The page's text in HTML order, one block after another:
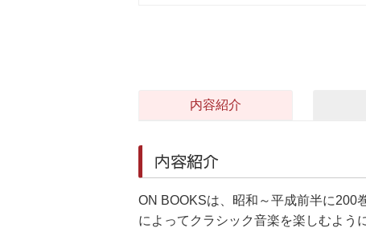
内容紹介
内容紹介
ON BOOKSは、昭和～平成前半に200
によってクラシック音楽を楽しむよう